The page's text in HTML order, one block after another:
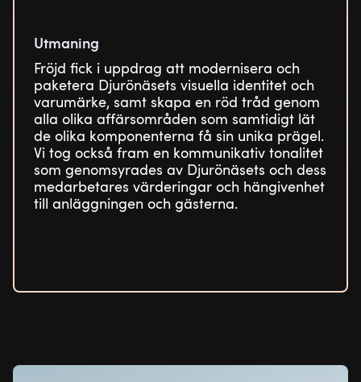
Utmaning
Fröjd fick i uppdrag att modernisera och
paketera Djurönäsets visuella identitet och
varumärke, samt skapa en röd tråd genom
alla olika affärsområden som samtidigt lät
de olika komponenterna få sin unika prägel.
Vi tog också fram en kommunikativ tonalitet
som genomsyrades av Djurönäsets och dess
medarbetares värderingar och hängivenhet
till anläggningen och gästerna.